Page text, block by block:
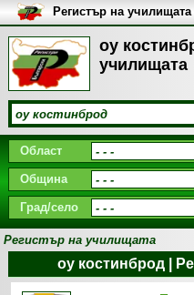
оу
училищата
Регистър на училищата
университетите в
Област
Община
Град/село
Регистър на училищата
оу костинброд |